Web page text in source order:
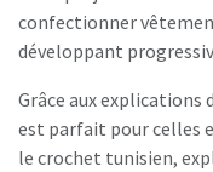
confectionner
développant
Grâce aux explications
est parfait pour celles
le crochet tunisien,